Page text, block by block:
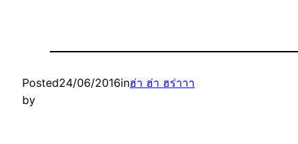
Posted24/06/2016inฮ่า ฮ่า ฮร่าาา
by